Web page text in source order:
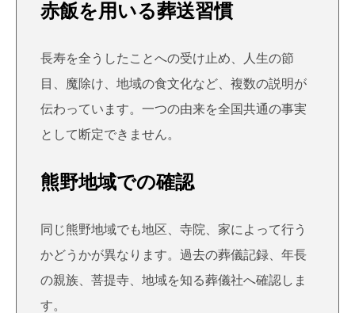
赤飯を用いる葬送習慣
長寿を全うしたことへの受け止め、人生の節
目、魔除け、地域の食文化など、複数の説明が
伝わっています。一つの由来を全国共通の事実
として断定できません。
熊野地域での確認
同じ熊野地域でも地区、寺院、家によって行う
かどうかが異なります。過去の葬儀記録、年長
の親族、菩提寺、地域を知る葬儀社へ確認しま
す。